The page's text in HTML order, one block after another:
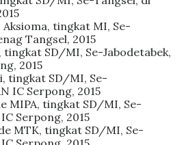
tingkat MI, Se-
Tangsel, 2015
tingkat SD/MI, Se-Jabodetabek,
2015
tingkat SD/MI, Se-
IC Serpong, 2015
MIPA, tingkat SD/MI, Se-
Serpong, 2015
MTK, tingkat SD/MI, Se-